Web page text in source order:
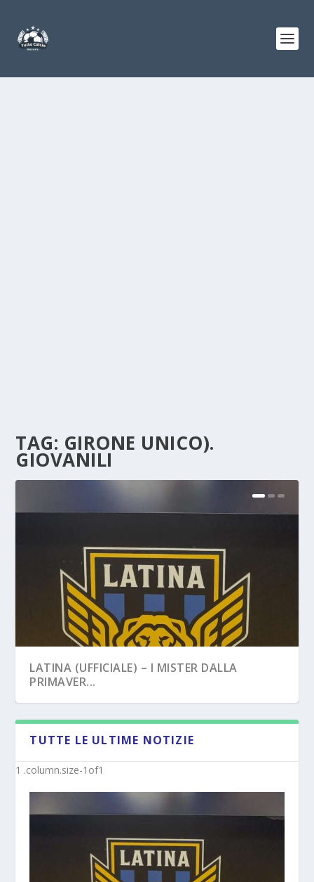
TAG: GIRONE UNICO).
GIOVANILI
LATINA (UFFICIALE) – I MISTER DALLA
PRIMAVER...
TUTTE LE ULTIME NOTIZIE